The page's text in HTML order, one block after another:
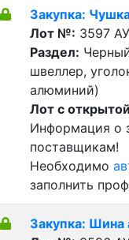
Закупка:
Лот №: 3597
Раздел:
швеллер,
алюминий)
Лот с
Информация о
поставщикам!
Необходимо
заполнить
Закупка: Шина